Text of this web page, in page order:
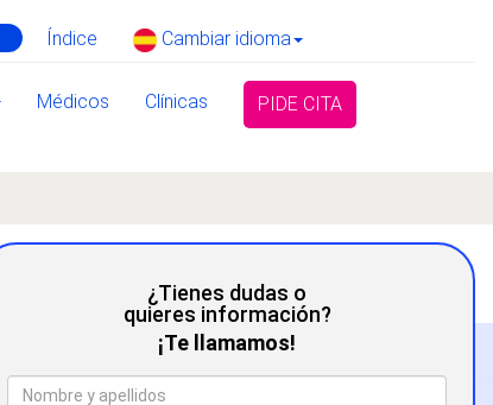
Índice Cambiar idioma
Médicos Clínicas PIDE CITA
¿Tienes dudas o
quieres información?
¡Te llamamos!